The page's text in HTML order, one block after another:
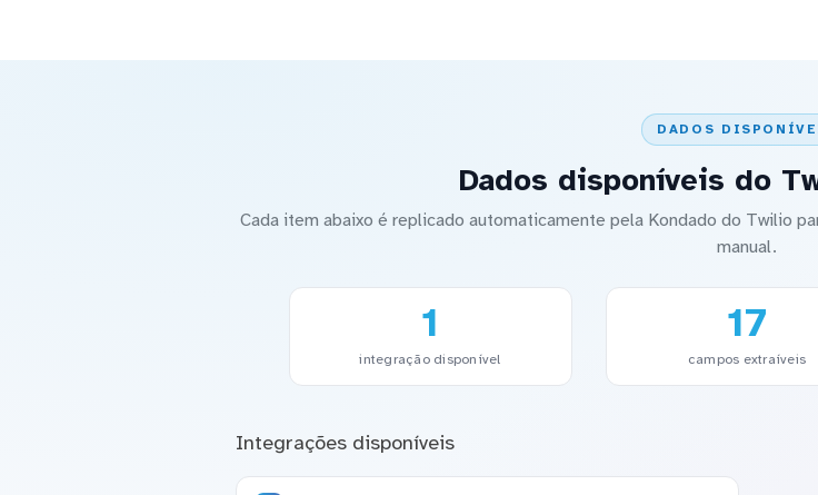
DADOS
Dados disponíveis do
Cada item abaixo é replicado automaticamente pela Kondado do Twilio
manual.
1
integração disponível
17
campos extraíveis
Integrações disponíveis